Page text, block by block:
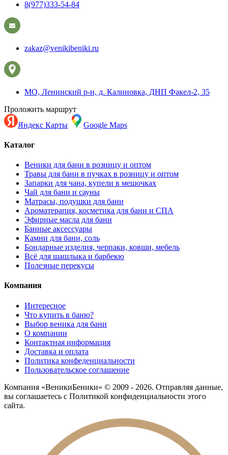
8(977)333-54-84
zakaz@venikibeniki.ru
МО, Ленинский р-н, д. Калиновка, ДНП Факел-2, 35
Проложить маршрут
Яндекс Карты
Google Maps
Каталог
Веники для бани в розницу и оптом
Травы для бани в пучках в розницу и оптом
Запарки для чана, купели в мешочках
Чай для бани и сауны
Матрасы, подушки для бани
Ароматерапия, косметика для бани и СПА
Эфирные масла для бани
Банные аксессуары
Камни для бани, соль
Бондарные изделия, черпаки, ковши, мебель
Всё для шашлыка и барбекю
Полезные перекусы
Компания
Интересное
Что купить в баню?
Выбор веника для бани
О компании
Контактная информация
Доставка и оплата
Политика конфеденциальности
Пользовательское соглашение
Компания «ВеникиБеники» © 2009 - 2026. Отправляя данные,
вы соглашаетесь с Политикой конфиденциальности этого
сайта.